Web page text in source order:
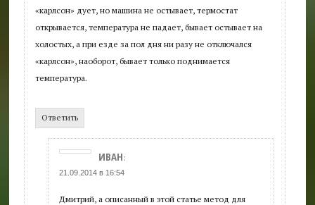
«карлсон» дует, но машина не остывает, термостат
открывается, температура не падает, бывает остывает на
холостых, а при езде за пол дня ни разу не отключался
«карлсон», наоборот, бывает только поднимается
температура.
Ответить
ИВАН :
21.09.2014 в 16:54
Дмитрий, а описанный в этой статье метод для